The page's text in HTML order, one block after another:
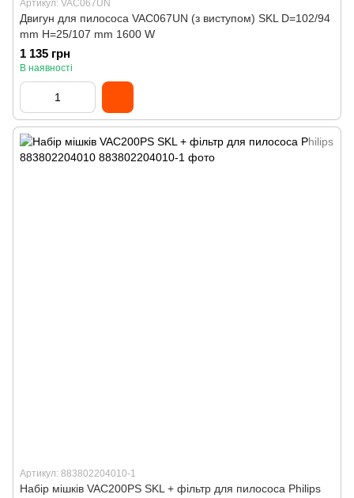
Артикул: VAC067UN
Двигун для пилососа VAC067UN (з виступом) SKL D=102/94
mm H=25/107 mm 1600 W
1 135 грн
В наявності
Артикул: 883802204010-1
Набір мішків VAC200PS SKL + фільтр для пилососа Philips